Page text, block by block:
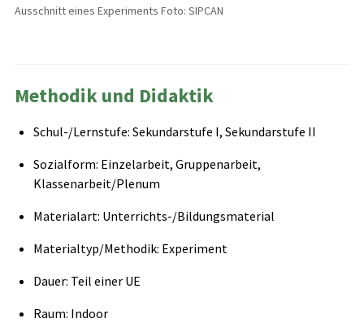
Ausschnitt eines Experiments Foto: SIPCAN
Methodik und Didaktik
Schul-/Lernstufe: Sekundarstufe I, Sekundarstufe II
Sozialform: Einzelarbeit, Gruppenarbeit,
Klassenarbeit/Plenum
Materialart: Unterrichts-/Bildungsmaterial
Materialtyp/Methodik: Experiment
Dauer: Teil einer UE
Raum: Indoor